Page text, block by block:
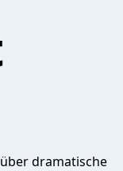
dramatische